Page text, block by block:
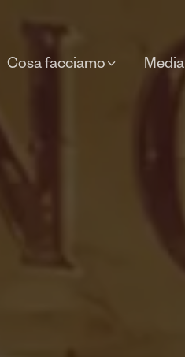
Cosa facciamo Media